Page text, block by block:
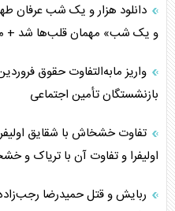
انصارالله و تثبیت معادله
مصالحه نافرجام سعودی – اماراتی
محدودیت صادرات نفت
دانلود هزار و یک شب عرفان
و یک شب» مهمان قلب‌ها شد +
بازنشستگان تأمین اجتماعی
تفاوت خشخاش با شقایق
اولیفرا و تفاوت آن با تریاک
ربایش و قتل حمیدرضا